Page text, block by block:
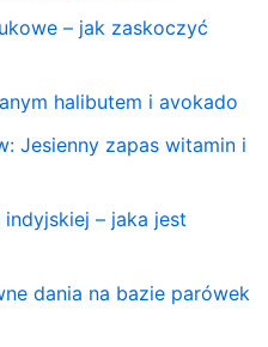
– jak zaskoczyć
halibutem i avokado
Jesienny zapas witamin i
– jaka jest
dania na bazie parówek